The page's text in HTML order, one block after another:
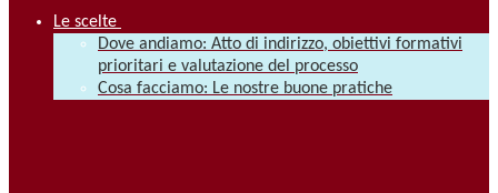
Le scelte
Dove andiamo: Atto di indirizzo, obiettivi formativi
prioritari e valutazione del processo
Cosa facciamo: Le nostre buone pratiche